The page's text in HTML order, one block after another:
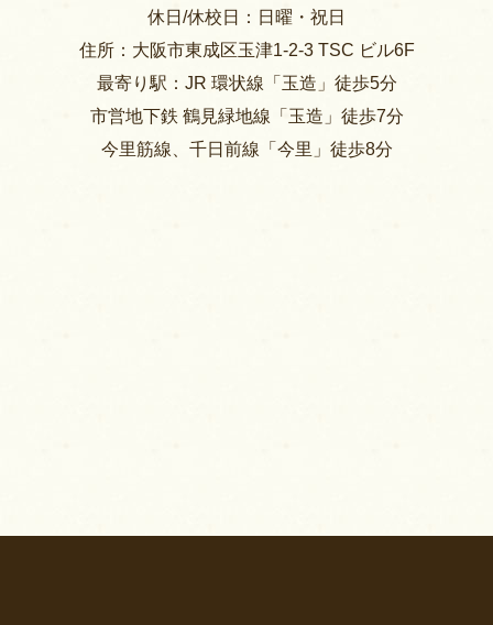
休日/休校日：日曜・祝日
住所：大阪市東成区玉津1-2-3 TSC ビル6F
最寄り駅：JR 環状線「玉造」徒歩5分
市営地下鉄 鶴見緑地線「玉造」徒歩7分
今里筋線、千日前線「今里」徒歩8分